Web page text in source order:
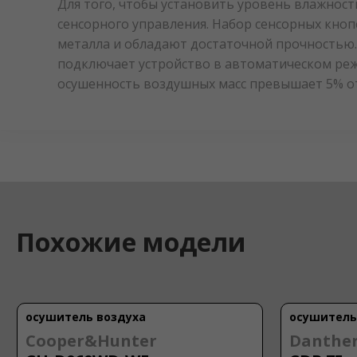
Для того, чтобы установить уровень
сенсорного управления. Набор сенсорных
металла и обладают достаточной
подключает устройство в автоматическом
осушенность воздушных масс превышает 5%
Похожие модели
осушитель воздуха
Cooper&Hunter